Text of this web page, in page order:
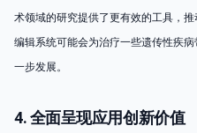
术领域的研究提供了更有效的工具，
编辑系统可能会为治疗一些遗传性疾
一步发展。
4. 全面呈现应用创新价值